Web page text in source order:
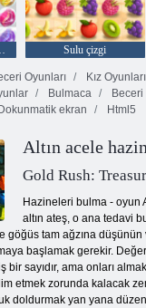
3 Sulu çizgi
Oyunları Kız Oyunları
Bulmaca Beceri
ekran Html5
Altın acele
Gold Rush:
Hazineleri bulma - oyun
altın ateş, o ana tedavi
göğüs tam ağzına
başlamak gerekir.
sayıdır, ama onları
etmek zorunda kalacak
doldurmak yan yana